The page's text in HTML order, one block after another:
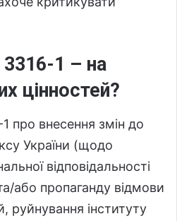
1 – на
цінностей?
про внесення змін до
України (щодо
відповідальності
або пропаганду відмови
руйнування інституту